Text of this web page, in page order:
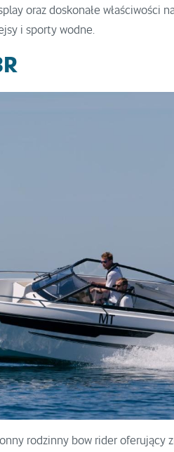
oraz doskonałe właściwości
i sporty wodne.
rodzinny bow rider oferujący